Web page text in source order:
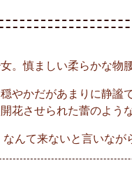
。慎ましい柔らかな物
やかだがあまりに静謐
花させられた蕾のよう
んて来ないと言いなが